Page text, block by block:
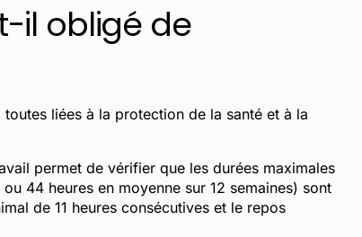
il obligé de
liées à la protection de la santé et à la
permet de vérifier que les durées maximales
44 heures en moyenne sur 12 semaines) sont
de 11 heures consécutives et le repos